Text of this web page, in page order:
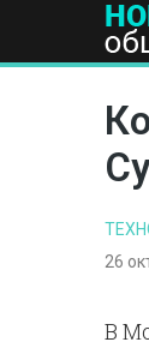
ПОЛИТИКА
26
В